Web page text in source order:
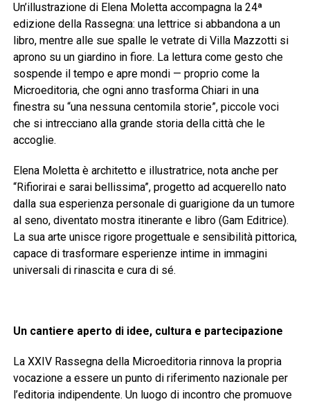
Un’illustrazione di Elena Moletta accompagna la 24ª
edizione della Rassegna: una lettrice si abbandona a un
libro, mentre alle sue spalle le vetrate di Villa Mazzotti si
aprono su un giardino in fiore. La lettura come gesto che
sospende il tempo e apre mondi — proprio come la
Microeditoria, che ogni anno trasforma Chiari in una
finestra su “una nessuna centomila storie”, piccole voci
che si intrecciano alla grande storia della città che le
accoglie.
Elena Moletta è architetto e illustratrice, nota anche per
“Rifiorirai e sarai bellissima”, progetto ad acquerello nato
dalla sua esperienza personale di guarigione da un tumore
al seno, diventato mostra itinerante e libro (Gam Editrice).
La sua arte unisce rigore progettuale e sensibilità pittorica,
capace di trasformare esperienze intime in immagini
universali di rinascita e cura di sé.
Un cantiere aperto di idee, cultura e partecipazione
La XXIV Rassegna della Microeditoria rinnova la propria
vocazione a essere un punto di riferimento nazionale per
l’editoria indipendente. Un luogo di incontro che promuove